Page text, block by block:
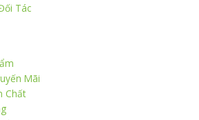
Tác
Mãi
Chất